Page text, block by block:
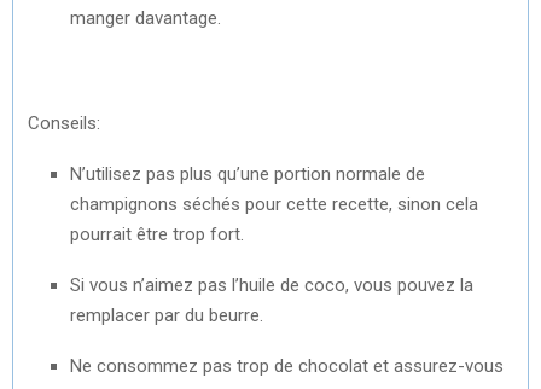
manger davantage.
Conseils:
N’utilisez pas plus qu’une portion normale de
champignons séchés pour cette recette, sinon cela
pourrait être trop fort.
Si vous n’aimez pas l’huile de coco, vous pouvez la
remplacer par du beurre.
Ne consommez pas trop de chocolat et assurez-vous